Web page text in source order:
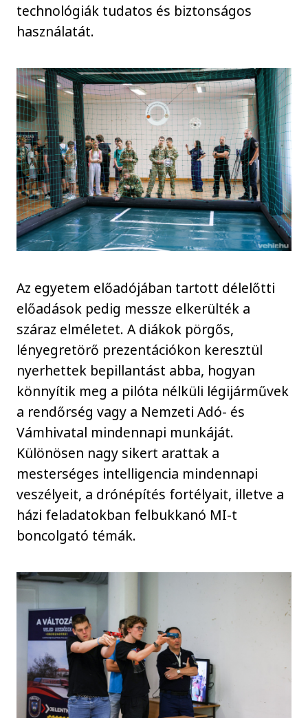
technológiák tudatos és biztonságos
használatát.
Az egyetem előadójában tartott délelőtti
előadások pedig messze elkerülték a
száraz elméletet. A diákok pörgős,
lényegretörő prezentációkon keresztül
nyerhettek bepillantást abba, hogyan
könnyítik meg a pilóta nélküli légijárművek
a rendőrség vagy a Nemzeti Adó- és
Vámhivatal mindennapi munkáját.
Különösen nagy sikert arattak a
mesterséges intelligencia mindennapi
veszélyeit, a drónépítés fortélyait, illetve a
házi feladatokban felbukkanó MI-t
boncolgató témák.